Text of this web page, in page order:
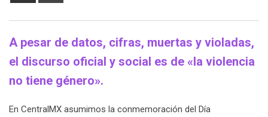
A pesar de datos, cifras, muertas y violadas,
el discurso oficial y social es de «la violencia
no tiene género».
En CentralMX asumimos la conmemoración del Día